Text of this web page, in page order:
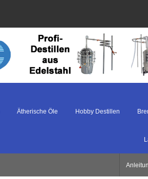
Ätherische Öle Hobby Destillen